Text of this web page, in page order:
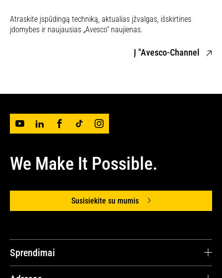
Atraskite įspūdingą techniką, aktualias įžvalgas, išskirtines
įdomybes ir naujausias „Avesco“ naujienas.
Į "Avesco-Channel
We Make It Possible.
Susisiekite su mumis
Sprendimai